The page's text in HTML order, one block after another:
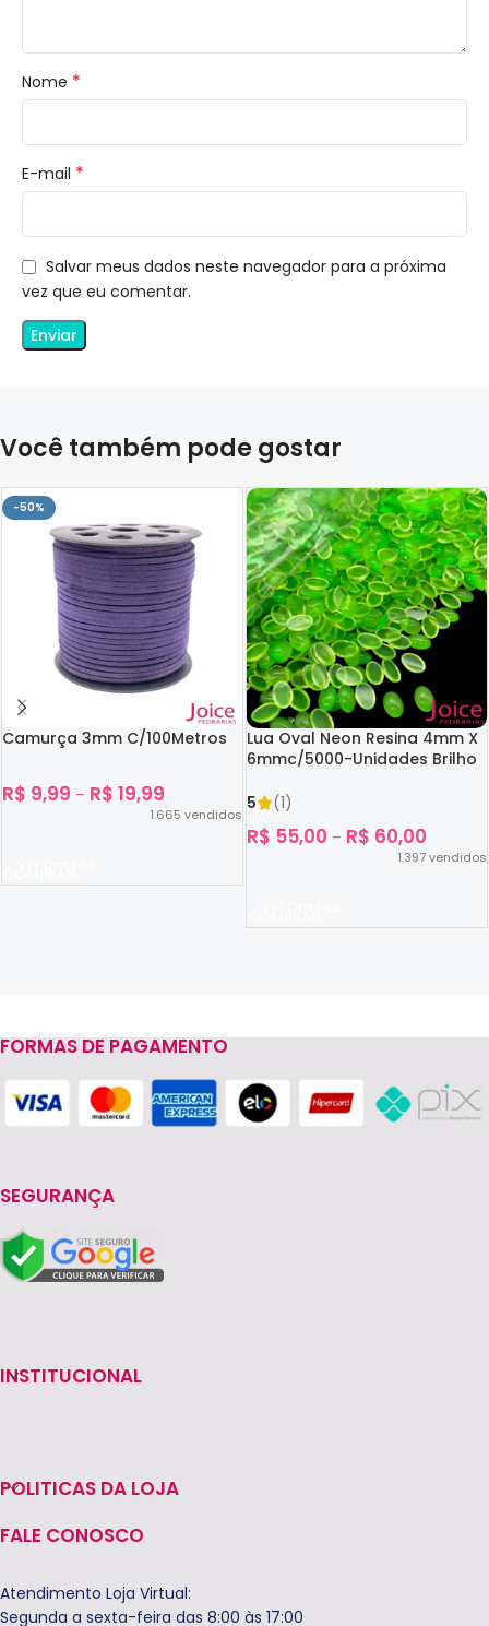
Nome *
E-mail *
Salvar meus dados neste navegador para a próxima
vez que eu comentar.
Você também pode gostar
-50%
Camurça 3mm C/100Metros
R$ 9,99 – R$ 19,99
1.665 vendidos
Lua Oval Neon Resina 4mm X
6mmc/5000-Unidades Brilho
5
(1)
R$ 55,00 – R$ 60,00
1.397vendidos
Read more
FORMAS DE PAGAMENTO
SEGURANÇA
INSTITUCIONAL
POLITICAS DA LOJA
FALE CONOSCO
Atendimento Loja Virtual:
Segunda a sexta-feira das 8:00 às 17:00